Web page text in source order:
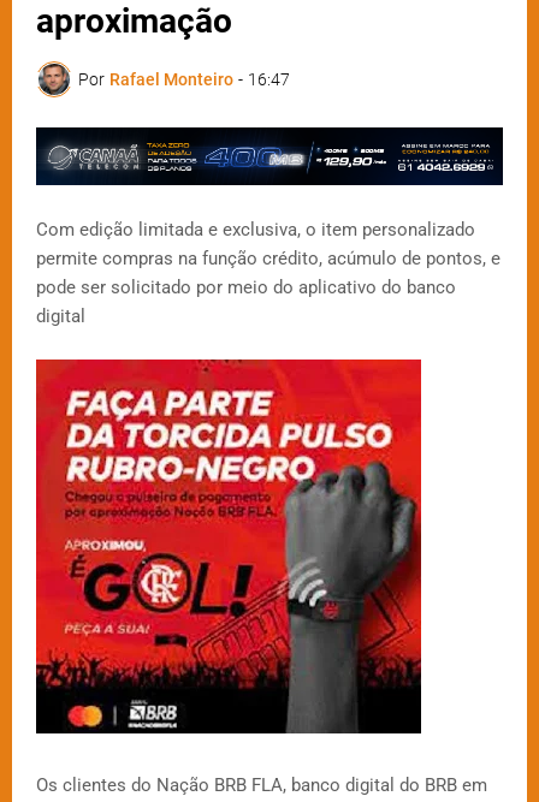
aproximação
Por Rafael Monteiro - 16:47
Com edição limitada e exclusiva, o item personalizado
permite compras na função crédito, acúmulo de pontos, e
pode ser solicitado por meio do aplicativo do banco
digital
Os clientes do Nação BRB FLA, banco digital do BRB em